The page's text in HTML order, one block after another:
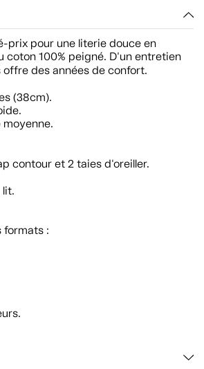
prix pour une literie douce en
coton 100% peigné. D'un entretien
offre des années de confort.
(38cm).
contour et 2 taies d'oreiller.
lit.
formats :